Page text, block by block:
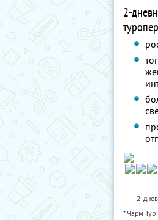
2-
2-
* Чарм Тур